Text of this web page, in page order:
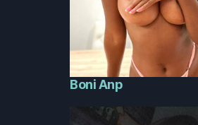
Boni Anp